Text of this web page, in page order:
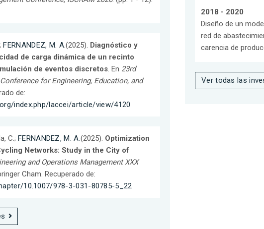
;FERNANDEZ, M. A.(2025). Diagnóstico y
de carga dinámica de un recinto
de eventos discretos . En 23rd
for Engineering, Education, and
de:
index.php/laccei/article/view/4120
C.; FERNANDEZ, M. A. (2025). Optimization
Networks: Study in the City of
and Operations Management XXX
Cham. Recuperado de:
10.1007/978-3-031-80785-5_22
2018 - 2020
Diseño de un
red de
carencia de
Ver todas las